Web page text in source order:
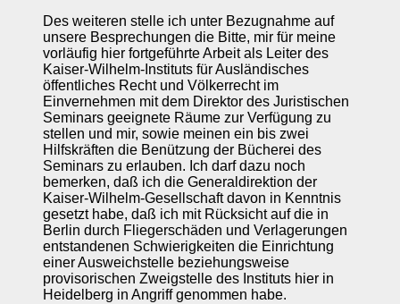
Des weiteren stelle ich unter Bezugnahme auf
unsere Besprechungen die Bitte, mir für meine
vorläufig hier fortgeführte Arbeit als Leiter des
Kaiser-Wilhelm-Instituts für Ausländisches
öffentliches Recht und Völkerrecht im
Einvernehmen mit dem Direktor des Juristischen
Seminars geeignete Räume zur Verfügung zu
stellen und mir, sowie meinen ein bis zwei
Hilfskräften die Benützung der Bücherei des
Seminars zu erlauben. Ich darf dazu noch
bemerken, daß ich die Generaldirektion der
Kaiser-Wilhelm-Gesellschaft davon in Kenntnis
gesetzt habe, daß ich mit Rücksicht auf die in
Berlin durch Fliegerschäden und Verlagerungen
entstandenen Schwierigkeiten die Einrichtung
einer Ausweichstelle beziehungsweise
provisorischen Zweigstelle des Instituts hier in
Heidelberg in Angriff genommen habe.